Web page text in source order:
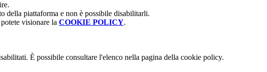
della piattaforma e non è possibile disabilitarli.
visionare la COOKIE POLICY.
È possibile consultare l'elenco nella pagina della cookie policy.